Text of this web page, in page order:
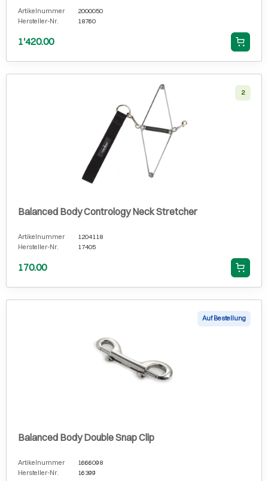
Artikelnummer
2000050
Hersteller-Nr.
18760
1'420.00
2
Balanced Body Contrology Neck Stretcher
Artikelnummer
1204118
Hersteller-Nr.
17405
170.00
Auf Bestellung
Balanced Body Double Snap Clip
Artikelnummer
1666098
Hersteller-Nr.
16399